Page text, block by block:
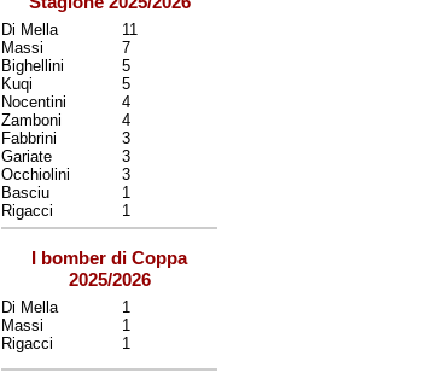
Di Mella
11
Massi
7
Bighellini
5
Kuqi
5
Nocentini
4
Zamboni
4
Fabbrini
3
Gariate
3
Occhiolini
3
Basciu
1
Rigacci
1
I bomber di Coppa
2025/2026
Di Mella
1
Massi
1
Rigacci
1